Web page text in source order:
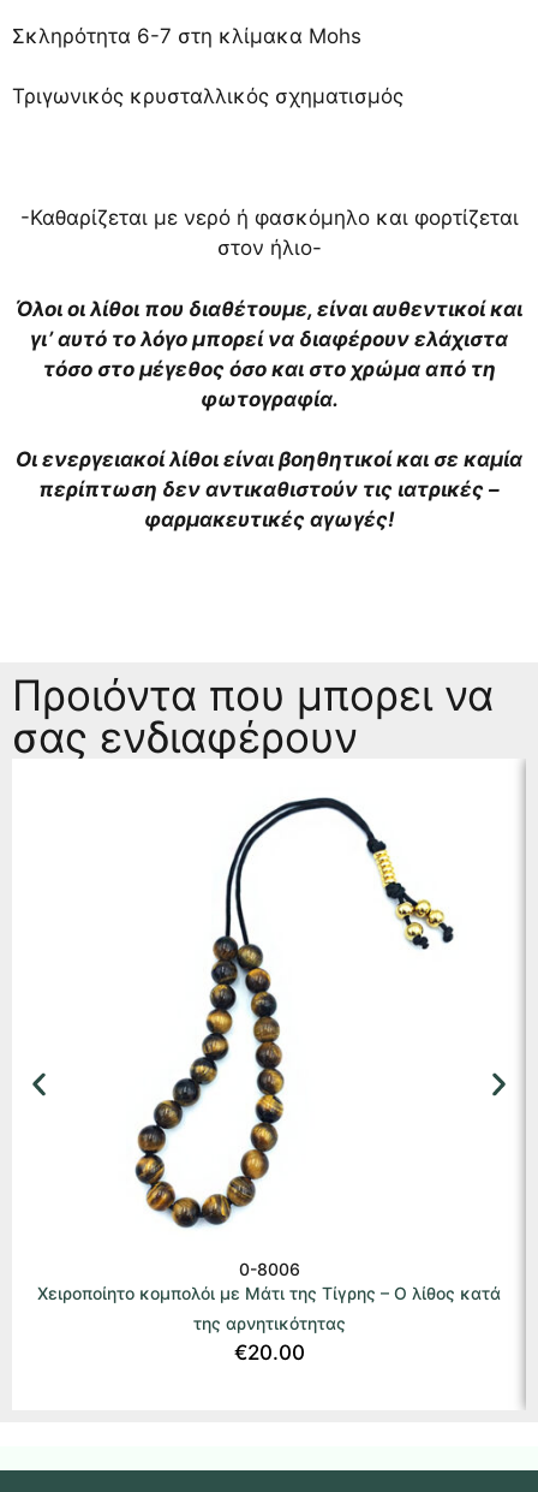
Σκληρότητα 6-7 στη κλίμακα Mohs
Τριγωνικός κρυσταλλικός σχηματισμός
-Καθαρίζεται με νερό ή φασκόμηλο και φορτίζεται
στον ήλιο-
Όλοι οι λίθοι που διαθέτουμε, είναι αυθεντικοί και
γι’ αυτό το λόγο μπορεί να διαφέρουν ελάχιστα
τόσο στο μέγεθος όσο και στο χρώμα από τη
φωτογραφία.
Οι ενεργειακοί λίθοι είναι βοηθητικοί και σε καμία
περίπτωση δεν αντικαθιστούν τις ιατρικές –
φαρμακευτικές αγωγές!
Προιόντα που μπορει να
σας ενδιαφέρουν
0-8006
Χειροποίητο κομπολόι με Μάτι της Τίγρης – Ο λίθος κατά
της αρνητικότητας
€20.00